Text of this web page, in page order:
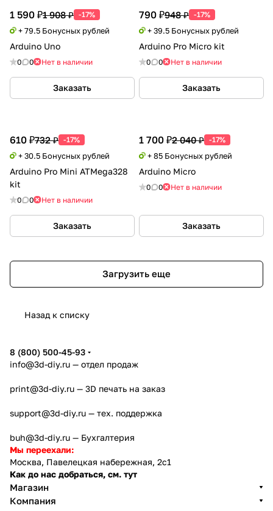
1 590 ₽1 908 ₽ -17%
+ 79.5 Бонусных рублей
Arduino Uno
0 0 Нет в наличии
Заказать
790 ₽948 ₽ -17%
+ 39.5 Бонусных рублей
Arduino Pro Micro kit
0 0 Нет в наличии
Заказать
610 ₽732 ₽ -17%
+ 30.5 Бонусных рублей
Arduino Pro Mini ATMega328
kit
0 0 Нет в наличии
Заказать
1 700 ₽2 040 ₽ -17%
+ 85 Бонусных рублей
Arduino Micro
0 0 Нет в наличии
Заказать
Загрузить еще
Назад к списку
8 (800) 500-45-93
info@3d-diy.ru — отдел продаж
print@3d-diy.ru — 3D печать на заказ
support@3d-diy.ru — тех. поддержка
buh@3d-diy.ru — Бухгалтерия
Мы переехали:
Москва, Павелецкая набережная, 2с1
Как до нас добраться, см. тут
Магазин
Компания